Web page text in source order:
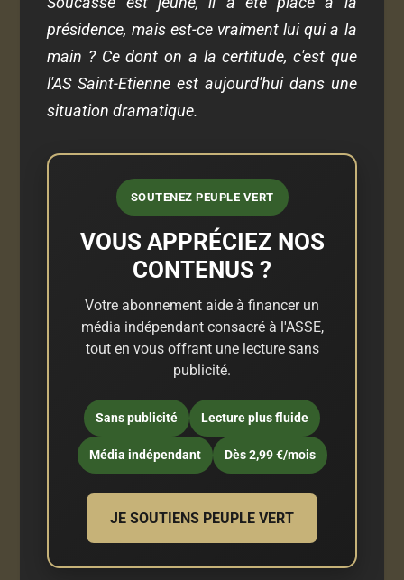
présidence, mais est-ce vraiment lui qui a la
main ? Ce dont on a la certitude, c'est que
l'AS Saint-Etienne est aujourd'hui dans une
situation dramatique.
SOUTENEZ PEUPLE VERT
VOUS APPRÉCIEZ NOS
CONTENUS ?
Votre abonnement aide à financer un
média indépendant consacré à l'ASSE,
tout en vous offrant une lecture sans
publicité.
Sans publicité Lecture plus fluide
Média indépendant Dès 2,99 €/mois
JE SOUTIENS PEUPLE VERT